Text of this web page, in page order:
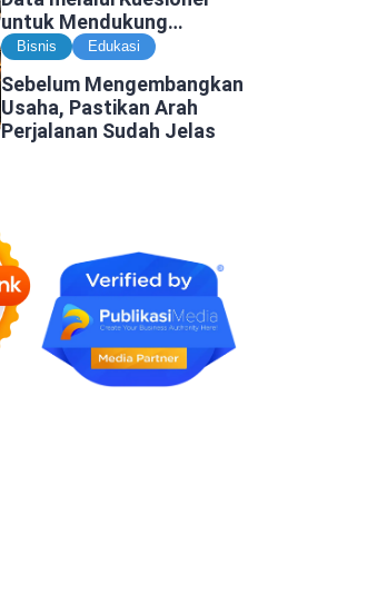
untuk Mendukung
Penelitian dan Pengambilan
Bisnis Edukasi
Sebelum Mengembangkan
Usaha, Pastikan Arah
Perjalanan Sudah Jelas